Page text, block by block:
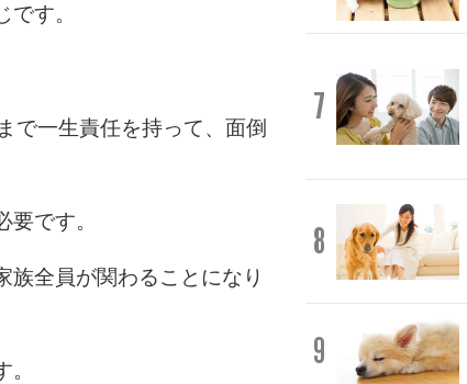
す。
で一生責任を持って、面倒
です。
族全員が関わることになり
7
8
9